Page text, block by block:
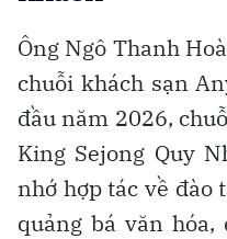
Ông Ngô Thanh
chuỗi khách sạn
đầu năm 2026,
King Sejong Quy
nhớ hợp tác về đào
quảng bá văn